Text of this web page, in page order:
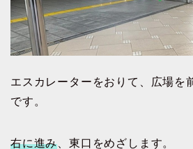
エスカレーターをおりて、広場を
です。
右に進み 、東口をめざします。